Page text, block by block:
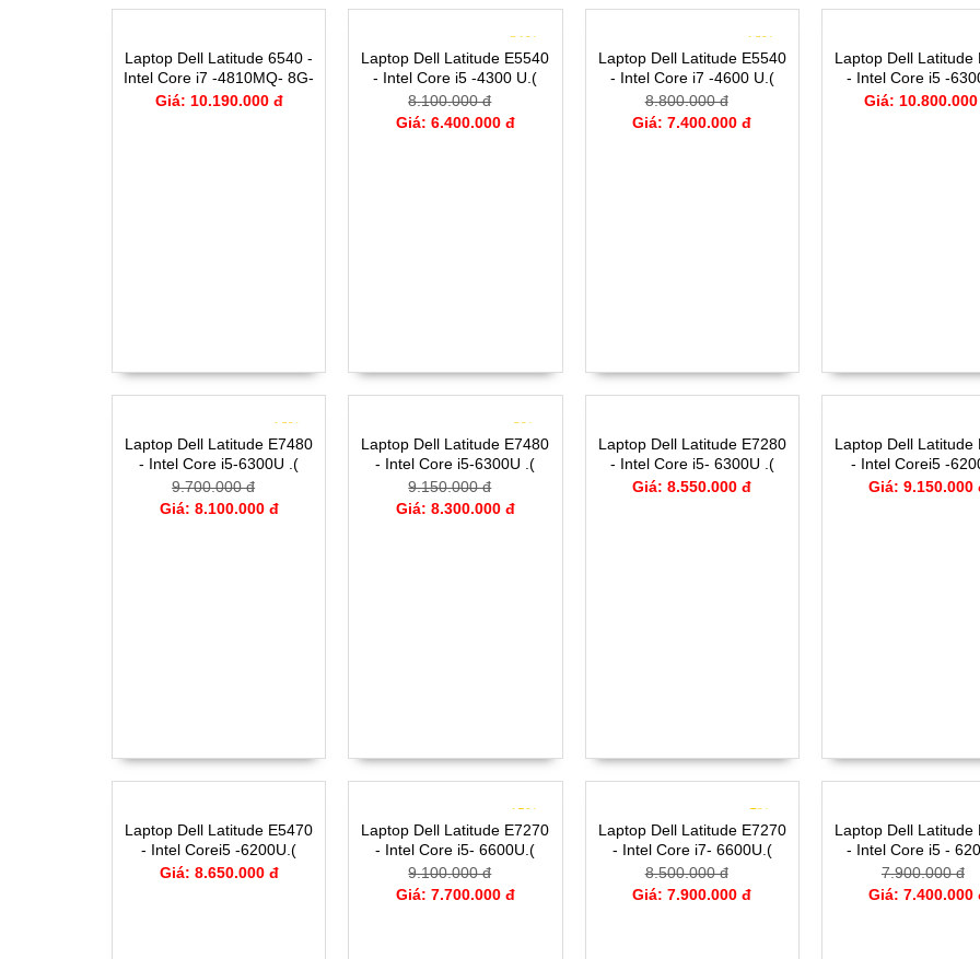
Laptop Dell Latitude 6540 -
Intel Core i7 -4810MQ- 8G-
SSD240G - Đồ họa HD
Giá: 10.190.000 đ
- 21%
Laptop Dell Latitude E5540
- Intel Core i5 -4300 U.(
TH4)- 4G- SSD128G- 16.5'
8.100.000 đ
Giá: 6.400.000 đ
- 16%
Laptop Dell Latitude E5540
- Intel Core i7 -4600 U.(
TH4)- 4G- SSD128G- 16.5'
8.800.000 đ
Giá: 7.400.000 đ
Laptop Dell Latitude
- Intel Core i5 -
TH6)- 8G-
Giá:
- 16%
Laptop Dell Latitude E7480
- Intel Core i5-6300U .(
TH6)-8G-SSD256-14'
9.700.000 đ
Giá: 8.100.000 đ
- 9%
Laptop Dell Latitude E7480
- Intel Core i5-6300U .(
TH6)-4G-SSD120g-14'
9.150.000 đ
Giá: 8.300.000 đ
Laptop Dell Latitude E7280
- Intel Core i5- 6300U .(
TH6)- 4G-128G-12.5'
Giá: 8.550.000 đ
Laptop Dell Latitude
- Intel Corei5 -
TH6).-8G-256G-
Giá: 9.150.000
Laptop Dell Latitude E5470
- Intel Corei5 -6200U.(
TH6).-4G-120G-14'
Giá: 8.650.000 đ
- 15%
Laptop Dell Latitude E7270
- Intel Core i5- 6600U.(
TH6)-8G- SSD256G- 12.5'
CẢM ỨNG FHD
9.100.000 đ
Giá: 7.700.000 đ
- 7%
Laptop Dell Latitude E7270
- Intel Core i7- 6600U.(
TH6)-4G- SSD128G- 12.5'
8.500.000 đ
Giá: 7.900.000 đ
Laptop Dell Latitude
- Intel Core i5 -
TH6)- 4G-7.900.000 đ
Giá: 7.400.000